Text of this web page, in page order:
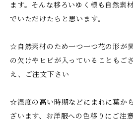
ます。そんな移ろいゆく様も自然素
でいただけたらと思います。
☆自然素材のため一つ一つ花の形が
の欠けやヒビが入っていることもご
え、ご注文下さい
☆湿度の高い時期などにまれに葉か
ざいます、お洋服への色移りにご注